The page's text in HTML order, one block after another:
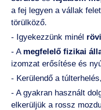
a fej legyen a vállak
törülköző.
- Igyekezzünk minél
- A megfelelő fizikai
izomzat erősítése és
- Kerülendő a
- A gyakran használt
elkerüljük a rossz